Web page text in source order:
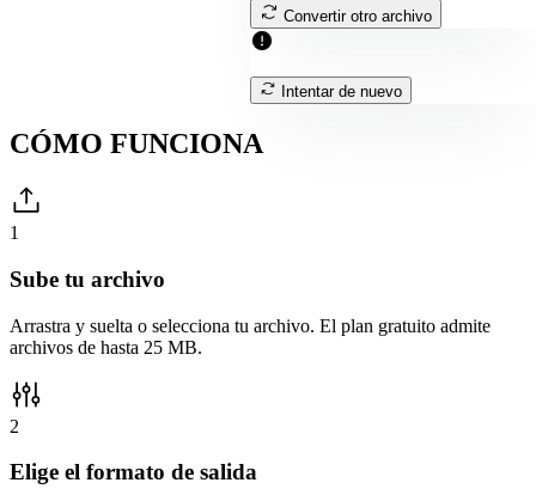
Convertir otro archivo
Intentar de nuevo
CÓMO FUNCIONA
1
Sube tu archivo
Arrastra y suelta o selecciona tu archivo. El plan gratuito admite
archivos de hasta 25 MB.
2
Elige el formato de salida